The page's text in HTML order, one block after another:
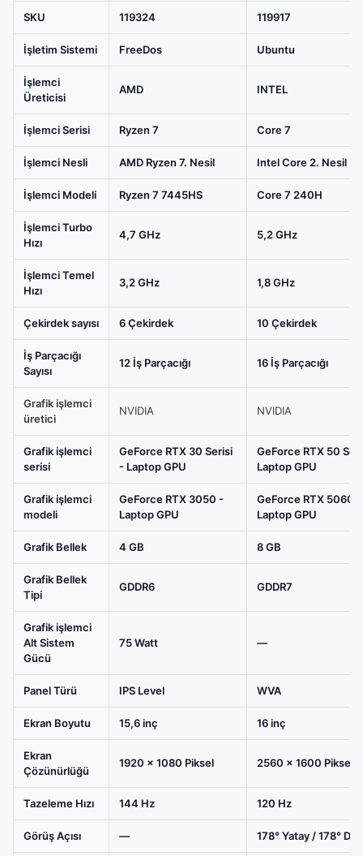
IPS-
Level
FreeDos
Gaming
Laptop,
Dell
Alienware
16
Aurora
Intel
Core
7-
GeForce
RTX
5060
8GB
32GB
DDR5
1TB
SSD
8GB
16
2K
WQXGA
Ubuntu
Gaming
Laptop
(AC16250-
C7321U56N)
-
Yıl
Yerinde
Servis
Garantisi
için
karşılaştırma
tablosu
SKU 119324 119917
İşletim Sistemi FreeDos Ubuntu
İşlemci
Üreticisi
AMD INTEL
İşlemci Serisi Ryzen 7 Core 7
İşlemci Nesli AMD Ryzen 7. Nesil Intel Core 2. Nesil
İşlemci Modeli Ryzen 7 7445HS Core 7 240H
İşlemci Turbo
Hızı
4,7 GHz 5,2 GHz
İşlemci Temel
Hızı
3,2 GHz 1,8 GHz
Çekirdek sayısı 6 Çekirdek 10 Çekirdek
İş Parçacığı
Sayısı
12 İş Parçacığı 16 İş Parçacığı
Grafik işlemci
üretici
NVIDIA NVIDIA
Grafik işlemci
serisi
GeForce RTX 30 Serisi
- Laptop GPU
GeForce RTX 50
Laptop GPU
Grafik işlemci
modeli
GeForce RTX 3050 -
Laptop GPU
GeForce RTX 5060 -
Laptop GPU
Grafik Bellek 4 GB 8 GB
Grafik Bellek
Tipi
GDDR6 GDDR7
Grafik işlemci
Alt Sistem
Gücü
75 Watt —
Panel Türü IPS Level WVA
Ekran Boyutu 15,6 inç 16 inç
Ekran
Çözünürlüğü
1920 x 1080 Piksel 2560 x 1600 Piksel
Tazeleme Hızı 144 Hz 120 Hz
Görüş Açısı — 178° Yatay / 178°